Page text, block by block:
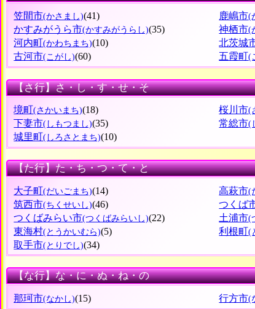
笠間市(かさまし)(41) 鹿嶋市(
かすみがうら市(かすみがうらし)(35) 神栖市(
河内町(かわちまち)(10) 北茨城
古河市(こがし)(60) 五霞町(
【さ行】さ・し・す・せ・そ
境町(さかいまち)(18) 桜川市(
下妻市(しもつまし)(35) 常総市(
城里町(しろさとまち)(10)
【た行】た・ち・つ・て・と
大子町(だいごまち)(14) 高萩市(
筑西市(ちくせいし)(46) つくば
つくばみらい市(つくばみらいし)(22) 土浦市(
東海村(とうかいむら)(5) 利根町(
取手市(とりでし)(34)
【な行】な・に・ぬ・ね・の
那珂市(なかし)(15) 行方市(